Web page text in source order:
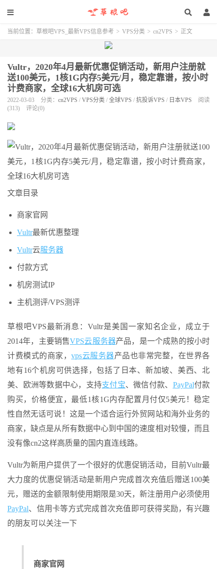
当前位置： 草根吧VPS_最新VPS信息参考 > VPS分类 > cn2VPS > 正文
Vultr，2020年4月最新优惠促销活动，新用户注册就
送100美元，1核1G内存5美元/月，稳定靠谱，按小时
计费商家，全球16大机房可选
2022-03-03 分类： cn2VPS / VPS分类 / 全球VPS / 抗投诉VPS / 日本VPS
阅读
(313)
评论(0)
文章目录
商家官网
Vultr最新优惠整理
Vultr云服务器
付款方式
机房测试IP
主机测评/VPS测评
草根吧VPS最新消息：Vultr是美国一家知名企业，成立于
2014年，主要销售VPS云服务器产品，是一个成熟的按小时
计费模式的商家， vps云服务器产品也非常完整，在世界各
地有16个机房可供选择，包括了日本、新加坡、美西、北
美、欧洲等数据中心，支持支付宝、微信付款、 PayPal付款
购买，价格便宜，最低1核1G内存配置月付仅5美元！稳定
性自然无话可说！这是一个适合运行外贸网站和海外业务的
商家，缺点是从所有数据中心到中国的速度相对较慢，而且
没有像cn2这样高质量的国内直连线路。
Vultr为新用户提供了一个很好的优惠促销活动，目前Vultr最
大力度的优惠促销活动是新用户完成首次充值后赠送100美
元，赠送的金额限制使用期限是30天，新注册用户必须使用
PayPal、信用卡等方式完成首次充值即可获得奖励，有兴趣
的朋友可以关注一下
商家官网